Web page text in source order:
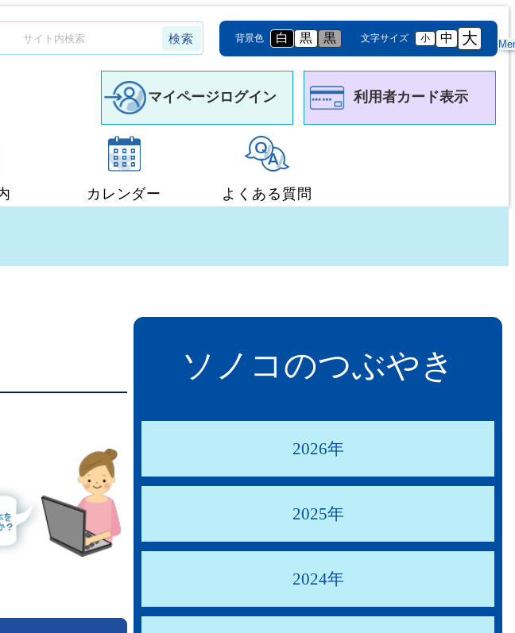
背景色 白 黒 黒 文字サイズ 小 中 大
マイページログイン 利用者カード表示
カレンダー よくある質問
ソノコのつぶやき
2026年
2025年
2024年